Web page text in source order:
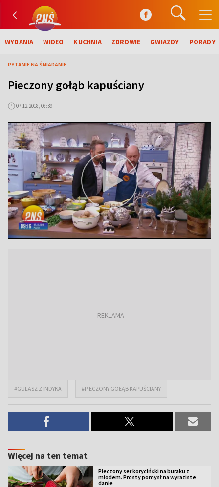
WYDANIA WIDEO KUCHNIA ZDROWIE GWIAZDY PORADY
PYTANIE NA ŚNIADANIE
Pieczony gołąb kapuściany
07.12.2018, 08:39
#GULASZ Z INDYKA #PIECZONY GOŁĄB KAPUŚCIANY
Więcej na ten temat
Pieczony ser koryciński na buraku z
miodem. Prosty pomysł na wyraziste
danie